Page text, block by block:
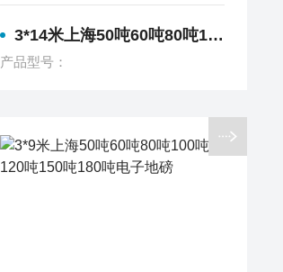
3*14米上海50吨60吨80吨100吨120吨150吨180吨电子地磅
产品型号：